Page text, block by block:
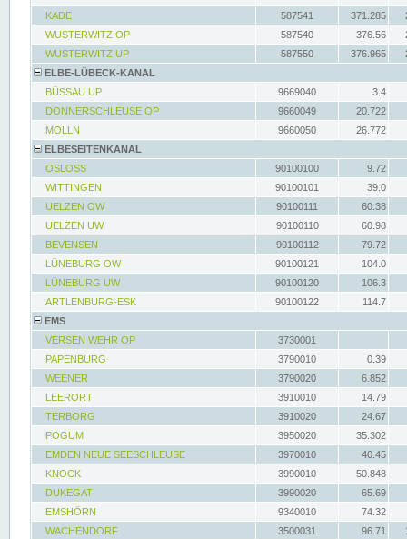
KADE
587541 371.285
WUSTERWITZ OP
587540 376.56
WUSTERWITZ UP
587550 376.965
ELBE-LÜBECK-KANAL
BÜSSAU UP
9669040
3.4
DONNERSCHLEUSE OP
9660049
20.722
MÖLLN
9660050
26.772
ELBESEITENKANAL
OSLOSS
90100100
9.72
WITTINGEN
90100101
39.0
UELZEN OW
90100111
60.38
UELZEN UW
90100110
60.98
BEVENSEN
90100112
79.72
LÜNEBURG OW
90100121
104.0
LÜNEBURG UW
90100120
106.3
ARTLENBURG-ESK
90100122
114.7
EMS
VERSEN WEHR OP
3730001
PAPENBURG
3790010
0.39
WEENER
3790020
6.852
LEERORT
3910010
14.79
TERBORG
3910020
24.67
POGUM
3950020
35.302
EMDEN NEUE SEESCHLEUSE
3970010
40.45
KNOCK
3990010
50.848
DUKEGAT
3990020
65.69
EMSHÖRN
9340010
74.32
WACHENDORF
3500031 96.71